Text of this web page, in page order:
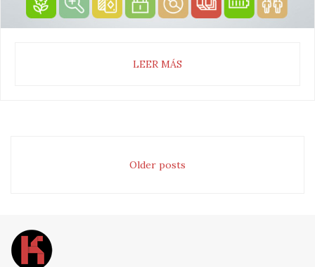
LEER MÁS
Older posts